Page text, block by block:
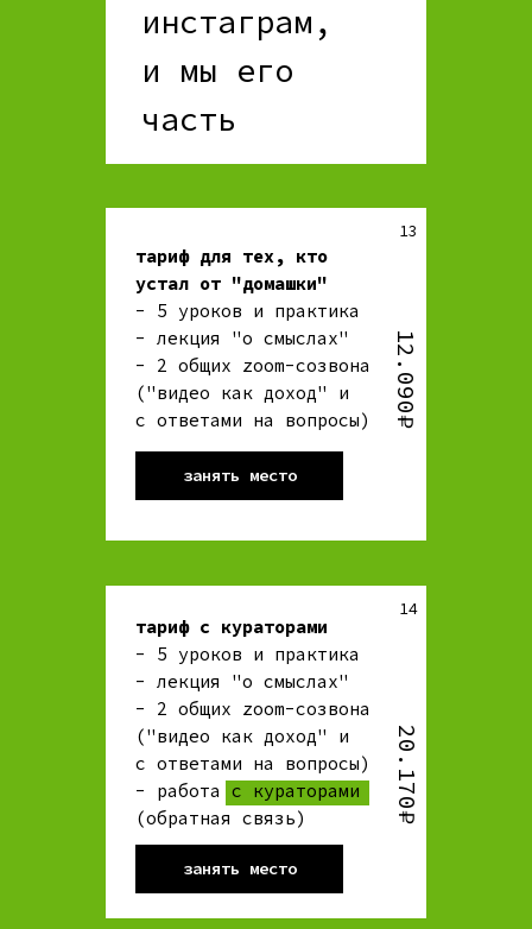
инстаграм,
и мы его
часть
тариф с кураторами
- 5 уроков и практика
- лекция "о смыслах"
- 2 общих zoom-созвона
("видео как доход" и
c ответами на вопросы)
- работа с кураторами
(обратная связь)
занять место
20.170₽
14
13
занять место
тариф для тех, кто
устал от "домашки"
- 5 уроков и практика
- лекция "о смыслах"
- 2 общих zoom-созвона
("видео как доход" и
c ответами на вопросы)
12.090₽